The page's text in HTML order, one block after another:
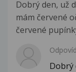
Dobrý den, už
mám červené
červené
Dobrý